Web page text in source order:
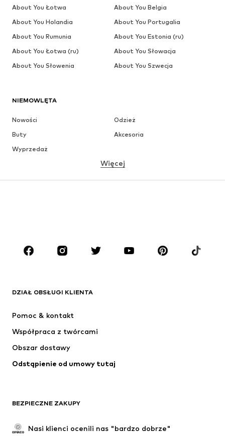
NIEMOWLĘTA
Nowości
Odzież
Buty
Akcesoria
Wyprzedaż
MARKI
Next
Jordan
Więcej
DZIAŁ OBSŁUGI KLIENTA
Pomoc & kontakt
Współpraca z twórcami
Obszar dostawy
Odstąpienie od umowy tutaj
BEZPIECZNE ZAKUPY
Nasi klienci ocenili nas "bardzo dobrze"
About You Łotwa
About You Belgia
About You Holandia
About You Portugalia
About You Rumunia
About You Estonia (ru)
About You Łotwa (ru)
About You Słowacja
About You Słowenia
About You Szwecja